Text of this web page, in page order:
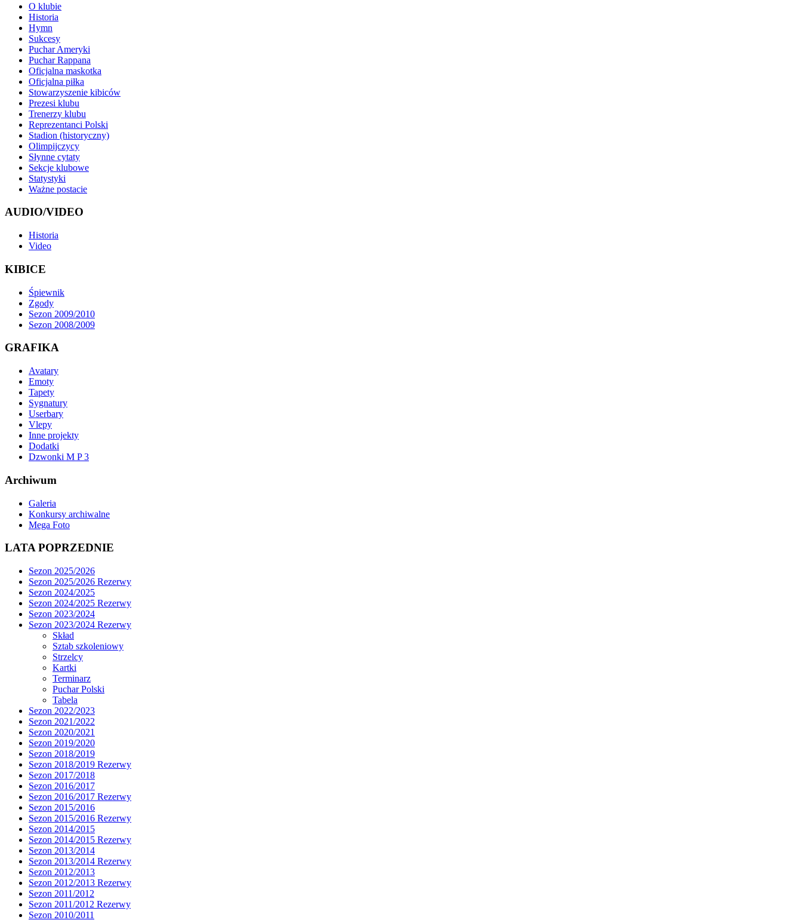
O klubie
Historia
Hymn
Sukcesy
Puchar Ameryki
Puchar Rappana
Oficjalna maskotka
Oficjalna piłka
Stowarzyszenie kibiców
Prezesi klubu
Trenerzy klubu
Reprezentanci Polski
Stadion (historyczny)
Olimpijczycy
Słynne cytaty
Sekcje klubowe
Statystyki
Ważne postacie
AUDIO/VIDEO
Historia
Video
KIBICE
Śpiewnik
Zgody
Sezon 2009/2010
Sezon 2008/2009
GRAFIKA
Avatary
Emoty
Tapety
Sygnatury
Userbary
Vlepy
Inne projekty
Dodatki
Dzwonki M P 3
Archiwum
Galeria
Konkursy archiwalne
Mega Foto
LATA POPRZEDNIE
Sezon 2025/2026
Sezon 2025/2026 Rezerwy
Sezon 2024/2025
Sezon 2024/2025 Rezerwy
Sezon 2023/2024
Sezon 2023/2024 Rezerwy
Skład
Sztab szkoleniowy
Strzelcy
Kartki
Terminarz
Puchar Polski
Tabela
Sezon 2022/2023
Sezon 2021/2022
Sezon 2020/2021
Sezon 2019/2020
Sezon 2018/2019
Sezon 2018/2019 Rezerwy
Sezon 2017/2018
Sezon 2016/2017
Sezon 2016/2017 Rezerwy
Sezon 2015/2016
Sezon 2015/2016 Rezerwy
Sezon 2014/2015
Sezon 2014/2015 Rezerwy
Sezon 2013/2014
Sezon 2013/2014 Rezerwy
Sezon 2012/2013
Sezon 2012/2013 Rezerwy
Sezon 2011/2012
Sezon 2011/2012 Rezerwy
Sezon 2010/2011